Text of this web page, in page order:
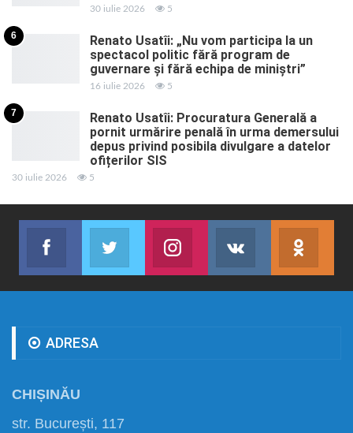
30 iulie 2026 5
6
Renato Usatîi: „Nu vom participa la un
spectacol politic fără program de
guvernare și fără echipa de miniștri”
16 iulie 2026 5
7
Renato Usatîi: Procuratura Generală a
pornit urmărire penală în urma demersului
depus privind posibila divulgare a datelor
ofițerilor SIS
30 iulie 2026 5
Facebook
Abonează-te
Twitter
Join us on TwitterJoin us on Instagram
Abonează-te
ADRESA
CHIȘINĂU
str. București, 117